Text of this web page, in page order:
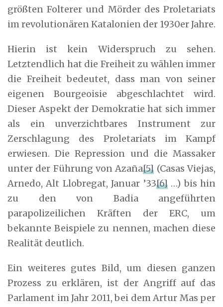
größten Folterer und Mörder des Proletariats
im revolutionären Katalonien der 1930er Jahre.
Hierin ist kein Widerspruch zu sehen.
Letztendlich hat die Freiheit zu wählen immer
die Freiheit bedeutet, dass man von seiner
eigenen Bourgeoisie abgeschlachtet wird.
Dieser Aspekt der Demokratie hat sich immer
als ein unverzichtbares Instrument zur
Zerschlagung des Proletariats im Kampf
erwiesen. Die Repression und die Massaker
unter der Führung von Azaña[5] (Casas Viejas,
Arnedo, Alt Llobregat, Januar ’33[6]…) bis hin
zu den von Badia angeführten
parapolizeilichen Kräften der ERC, um
bekannte Beispiele zu nennen, machen diese
Realität deutlich.
Ein weiteres gutes Bild, um diesen ganzen
Prozess zu erklären, ist der Angriff auf das
Parlament im Jahr 2011, bei dem Artur Mas per